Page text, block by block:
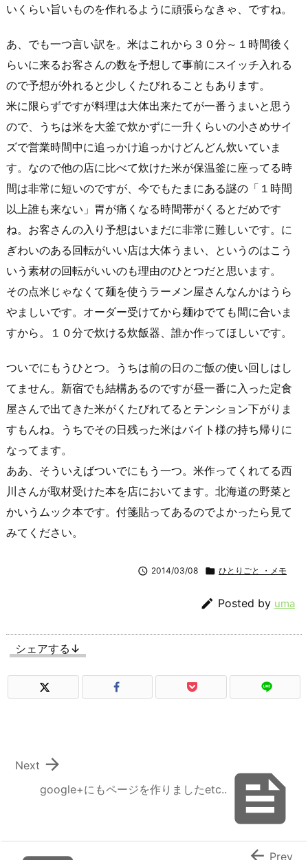
いくらい旨いものを作れるように頑張らなきゃ、ですね。
あ、でも一つ言い訳を。米はこれから３０分～１時間後く
らいに来るお客さんの数を予想して事前にスイッチ入れる
ので予想が外れると少しくたびれることもあります。
米に限らずですが料理は大体出来たてが一番うまいと思う
ので、うちは米を大釜で炊かずに一升くらいの小さめサイ
ズで営業時間中に追っかけ追っかけどんどん炊いていま
す。なので他の店に比べて炊けた米が保温釜に座ってる時
間は非常に短いのですが、今でもたまにある謎の「１時間
以上誰も来ない」胃が痛くなる時間帯がくるとだめです
ね。お客さんの入り予想はいまだに非常に難しいです。に
ぎわいのある回転がいい店は大体うまい、というのはこう
いう素材の回転がいいのも理由のひとつだと思います。
その点米じゃなくて麺を使うラーメン屋さんなんかはうら
やましいです。オーダー受けてから麺ゆでても間に合いま
すから。１０分で炊ける炊飯器、誰か作ってほしいです。
ついでにもうひとつ。うちは前の日のご飯の使い回しはし
てません。新宿でも結構あるのですが昼一番に入った定食
屋さんで出てきた米がくたびれてるとテンション下がりま
すもんね。うちでその日残った米はバイト様の持ち帰りに
なってます。
ああ、そういえばついでにもう一つ。米作ってくれてる西
川さんが取材受けた本を店においてます。北海道の野菜と
かいうムック本です。付箋貼ってあるのでよかったら見て
みてください。
 2014/03/08  ひとりごと ・メモ
 Posted by uma
シェアする↓

google+にもページを作りましたetc..

Next
 Prev